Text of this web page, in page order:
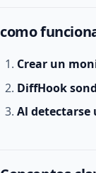
como
Crear un
DiffHook
Al detectarse